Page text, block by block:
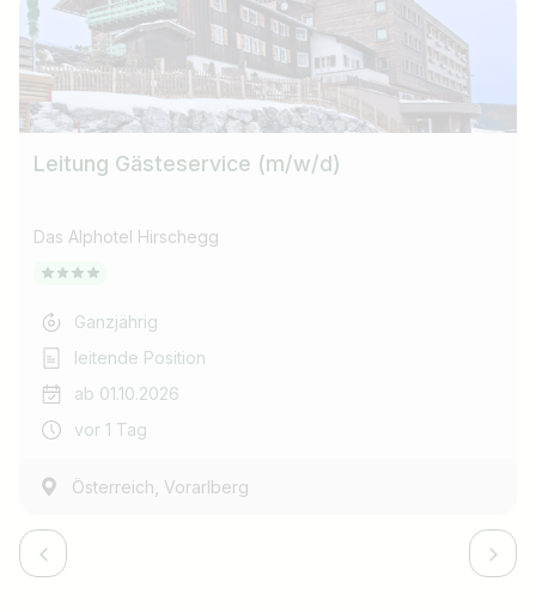
Leitung Gästeservice (m/w/d)
Das Alphotel Hirschegg
Ganzjährig
leitende Position
ab 01.10.2026
vor 1 Tag
Österreich Vorarlberg